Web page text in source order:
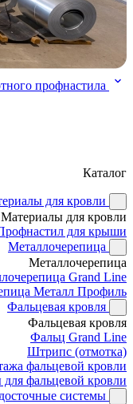
профнастила
Каталог
для кровли
Материалы для кровли
для крыши
Металлочерепица
Металлочерепица
Grand Line
Металл Профиль
Фальцевая кровля
Фальцевая кровля
Фальц Grand Line
Штрипс (отмотка)
фальцевой кровли
фальцевой кровли
системы